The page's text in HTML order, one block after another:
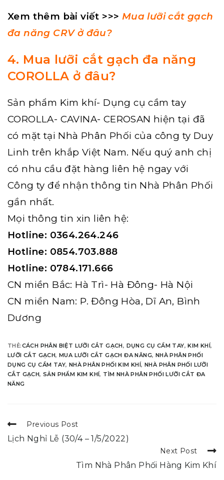
Xem thêm bài viết >>> Mua lưỡi cắt gạch
đa năng CRV ở đâu?
4. Mua lưỡi cắt gạch đa năng
COROLLA ở đâu?
Sản phẩm Kim khí- Dụng cụ cầm tay
COROLLA- CAVINA- CEROSAN hiện tại đã
có mặt tại Nhà Phân Phối của công ty Duy
Linh trên khắp Việt Nam. Nếu quý anh chị
có nhu cầu đặt hàng liên hệ ngay với
Công ty để nhận thông tin Nhà Phân Phối
gần nhất.
Mọi thông tin xin liên hệ:
Hotline: 0364.264.246
Hotline: 0854.703.888
Hotline: 0784.171.666
CN miền Bắc: Hà Trì- Hà Đông- Hà Nội
CN miền Nam: P. Đông Hòa, Dĩ An, Bình
Dương
THẺ:CÁCH PHÂN BIỆT LƯỠI CẮT GẠCH, DỤNG CỤ CẦM TAY,KIM KHÍ,
LƯỠI CẮT GẠCH,MUA LƯỠI CẮT GẠCH ĐA NĂNG, NHÀ PHÂN PHỐI
DỤNG CỤ CẦM TAY, NHÀ PHÂN PHỐI KIM KHÍ,NHÀ PHÂN PHỐI LƯỠI
CẮT GẠCH,SẢN PHẨM KIM KHÍ, TÌM NHÀ PHÂN PHỐI LƯỠI CẮT ĐA
NĂNG
Previous Post
Lịch Nghỉ Lễ (30/4 – 1/5/2022)
Next Post
Tìm Nhà Phân Phối Hàng Kim Khí